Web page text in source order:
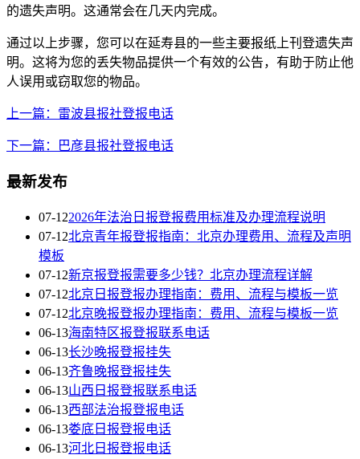
的遗失声明。这通常会在几天内完成。
通过以上步骤，您可以在延寿县的一些主要报纸上刊登遗失声
明。这将为您的丢失物品提供一个有效的公告，有助于防止他
人误用或窃取您的物品。
上一篇：雷波县报社登报电话
下一篇：巴彦县报社登报电话
最新发布
07-122026年法治日报登报费用标准及办理流程说明
07-12北京青年报登报指南：北京办理费用、流程及声明
模板
07-12新京报登报需要多少钱？北京办理流程详解
07-12北京日报登报办理指南：费用、流程与模板一览
07-12北京晚报登报办理指南：费用、流程与模板一览
06-13海南特区报登报联系电话
06-13长沙晚报登报挂失
06-13齐鲁晚报登报挂失
06-13山西日报登报联系电话
06-13西部法治报登报电话
06-13娄底日报登报电话
06-13河北日报登报电话